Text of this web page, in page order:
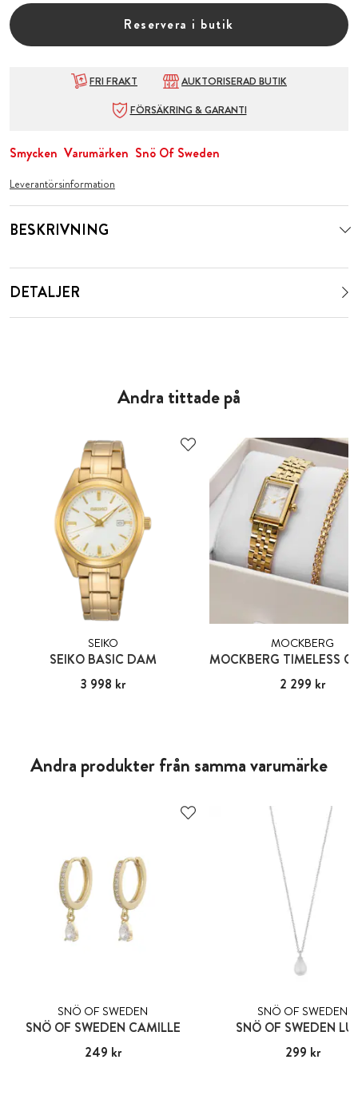
Reservera i butik
FRI FRAKT
AUKTORISERAD BUTIK
FÖRSÄKRING & GARANTI
Smycken Varumärken Snö Of Sweden
Leverantörsinformation
BESKRIVNING
DETALJER
Andra tittade på
SEIKO
SEIKO BASIC DAM
Pris :3 998 kr
3 998 kr
MOCKBERG
Pris :2 299 kr
2 299 kr
Andra produkter från samma varumärke
SNÖ OF SWEDEN
SNÖ OF SWEDEN CAMILLE
Pris:249 kr
249 kr
SNÖ OF SWEDEN
SNÖ OF SWEDEN
Pris:299 kr
299 kr